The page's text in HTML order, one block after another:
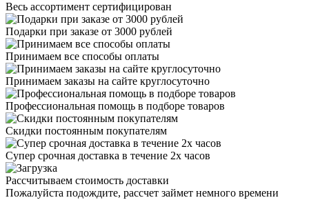
Весь ассортимент сертифицирован
Подарки при заказе от 3000 рублей
Принимаем все способы оплаты
Принимаем заказы на сайте круглосуточно
Профессиональная помощь в подборе товаров
Скидки постоянным покупателям
Супер срочная доставка в течение 2х часов
Рассчитываем стоимость доставки
Пожалуйста подождите, рассчет займет немного времени